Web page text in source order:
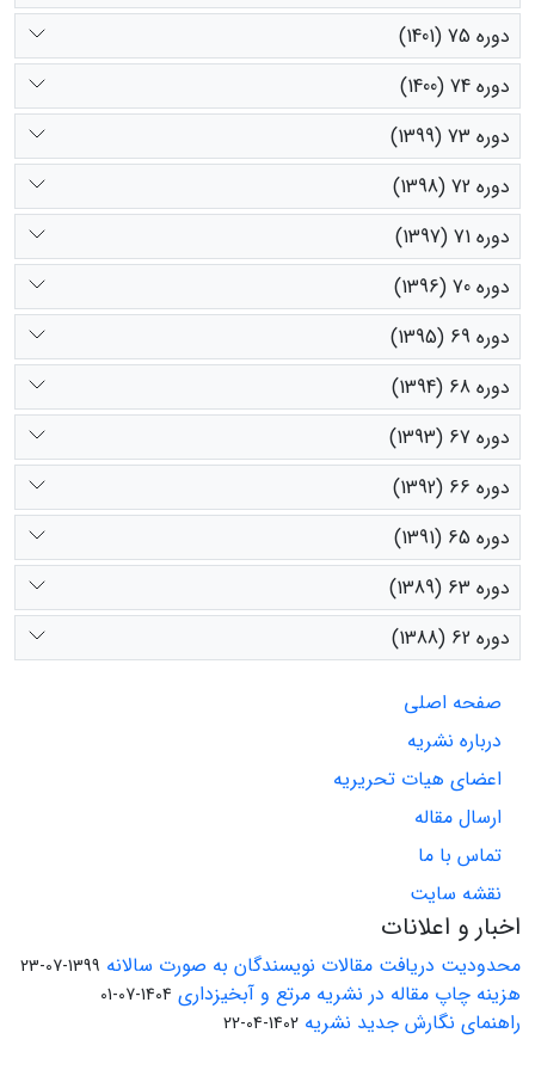
دوره 75 (1401)
دوره 74 (1400)
دوره 73 (1399)
دوره 72 (1398)
دوره 71 (1397)
دوره 70 (1396)
دوره 69 (1395)
دوره 68 (1394)
دوره 67 (1393)
دوره 66 (1392)
دوره 65 (1391)
دوره 63 (1389)
دوره 62 (1388)
صفحه اصلی
درباره نشریه
اعضای هیات تحریریه
ارسال مقاله
تماس با ما
نقشه سایت
اخبار و اعلانات
محدودیت دریافت مقالات نویسندگان به صورت سالانه 1399-07-23
هزینه چاپ مقاله در نشریه مرتع و آبخیزداری 1404-07-01
راهنمای نگارش جدید نشریه 1402-04-22